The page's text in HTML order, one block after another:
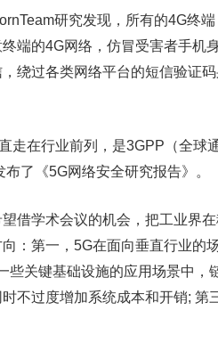
研究发现，所有的4G终
端的4G网络，仿冒受害者手机
绕过各类网络平台的短信验证
走在行业前列，是3GPP（全球
了《5G网络安全研究报告》。
借学术会议的机会，把工业界
：第一，5G在面向垂直行业的
些关键基础设施的应用场景中
不过度增加系统成本和开销;